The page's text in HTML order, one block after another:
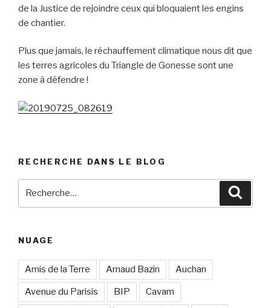
de la Justice de rejoindre ceux qui bloquaient les engins
de chantier.
Plus que jamais, le réchauffement climatique nous dit que
les terres agricoles du Triangle de Gonesse sont une
zone à défendre !
RECHERCHE DANS LE BLOG
NUAGE
Amis de la Terre Arnaud Bazin Auchan
Avenue du Parisis BIP Cavam